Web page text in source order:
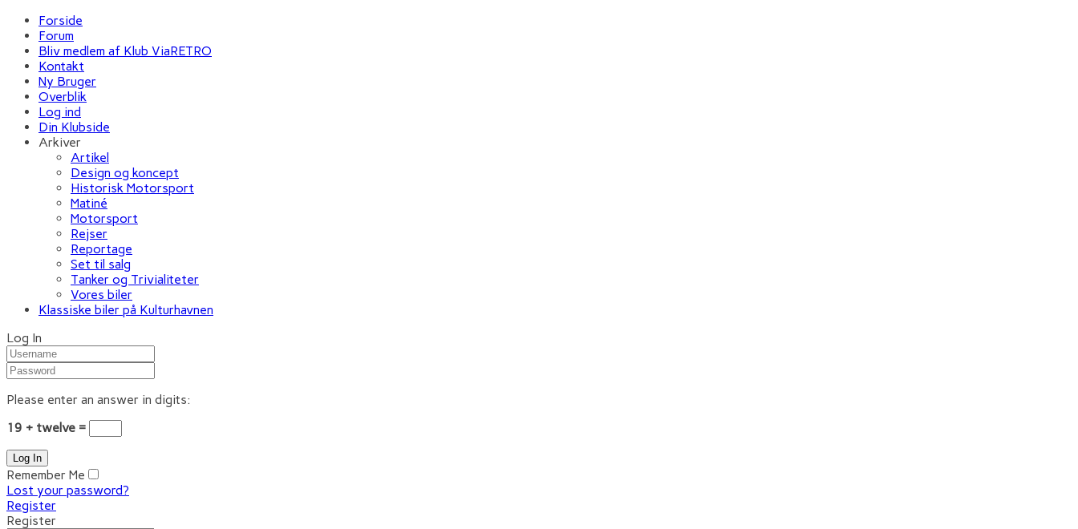
Forside
Forum
Bliv medlem af Klub ViaRETRO
Kontakt
Ny Bruger
Overblik
Log ind
Din Klubside
Arkiver
Artikel
Design og koncept
Historisk Motorsport
Matiné
Motorsport
Rejser
Reportage
Set til salg
Tanker og Trivialiteter
Vores biler
Klassiske biler på Kulturhavnen
Log In
Please enter an answer in digits:
19 + twelve =
Remember Me
Lost your password?
Register
Register